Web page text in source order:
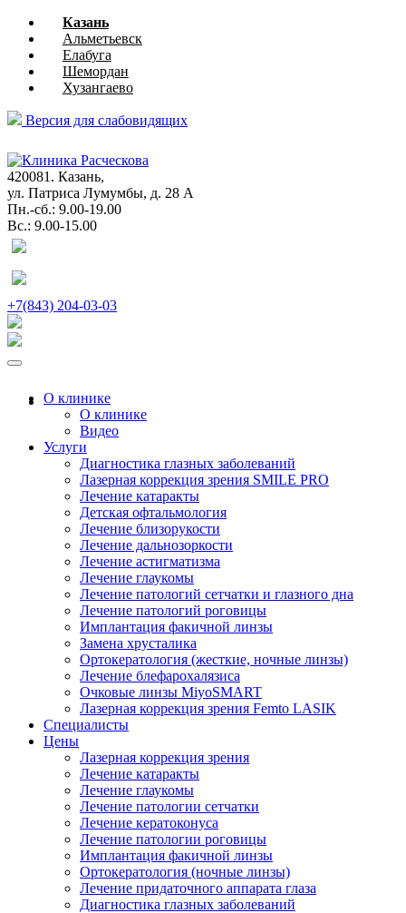
Казань
Альметьевск
Елабуга
Шемордан
Хузангаево
Версия для слабовидящих
420081. Казань,
ул. Патриса Лумумбы, д. 28 А
Пн.-сб.: 9.00-19.00
Вс.: 9.00-15.00
+7(843) 204-03-03
О клинике
О клинике
Видео
Услуги
Диагностика глазных заболеваний
Лазерная коррекция зрения SMILE PRO
Лечение катаракты
Детская офтальмология
Лечение близорукости
Лечение дальнозоркости
Лечение астигматизма
Лечение глаукомы
Лечение патологий сетчатки и глазного дна
Лечение патологий роговицы
Имплантация факичной линзы
Замена хрусталика
Ортокератология (жесткие, ночные линзы)
Лечение блефарохалязиса
Очковые линзы MiyoSMART
Лазерная коррекция зрения Femto LASIK
Специалисты
Цены
Лазерная коррекция зрения
Лечение катаракты
Лечение глаукомы
Лечение патологии сетчатки
Лечение кератоконуса
Лечение патологии роговицы
Имплантация факичной линзы
Ортокератология (ночные линзы)
Лечение придаточного аппарата глаза
Диагностика глазных заболеваний